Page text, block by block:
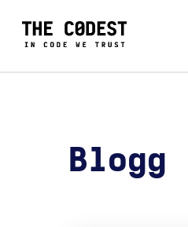
Blogg